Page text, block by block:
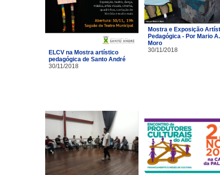
ELCV na Mostra artístico
pedagógica de Santo André
30/11/2018
Mostra e Exposição
Pedagógica - Por Mario A.
Moro
30/11/2018